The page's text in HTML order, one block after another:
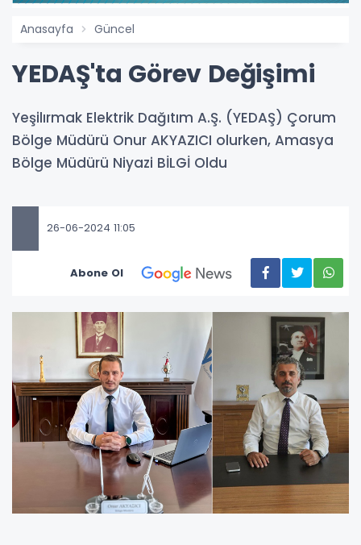
Anasayfa Güncel
YEDAŞ'ta Görev Değişimi
Yeşilırmak Elektrik Dağıtım A.Ş. (YEDAŞ) Çorum
Bölge Müdürü Onur AKYAZICI olurken, Amasya
Bölge Müdürü Niyazi BİLGİ Oldu
26-06-2024 11:05
Abone Ol